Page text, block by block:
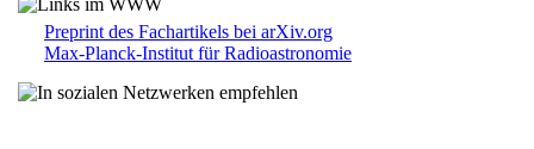
Preprint des Fachartikels bei arXiv.org
Max-Planck-Institut für Radioastronomie